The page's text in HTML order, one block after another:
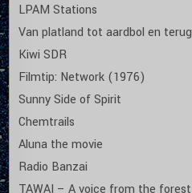
LPAM Stations
Van platland tot aardbol en terug
Kiwi SDR
Filmtip: Network (1976)
Sunny Side of Spirit
Chemtrails
Aluna the movie
Radio Banzai
TAWAI – A voice from the forest